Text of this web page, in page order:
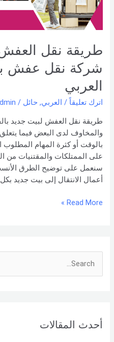
طريقة نقل
شركة نقل عفش
العربي
اترك تعليقاً / العربي, حائل /
طريقة نقل العفش لبيت جديد
والمخاوف لدى البعض فيما
بالوقت أو كثرة المهام
على الممتلكات والمقتنيات من
سنعمل على توضيح الطرق
أعمال الانتقال إلى بيت جديد
عفش
بحائل
شركة
العربي
Read More »
cأحدث المقالات